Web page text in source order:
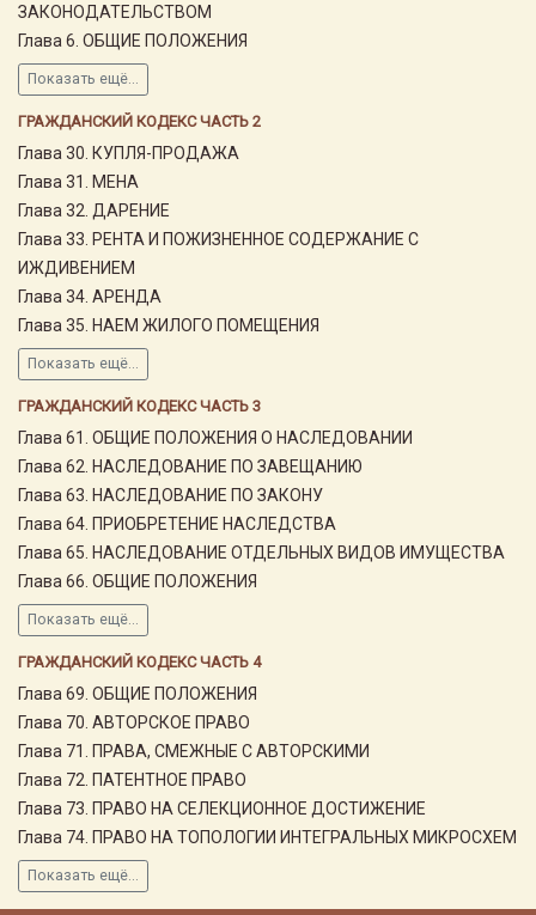
ЗАКОНОДАТЕЛЬСТВОМ
Глава 6. ОБЩИЕ ПОЛОЖЕНИЯ
Показать ещё...
ГРАЖДАНСКИЙ КОДЕКС ЧАСТЬ 2
Глава 30. КУПЛЯ-ПРОДАЖА
Глава 31. МЕНА
Глава 32. ДАРЕНИЕ
Глава 33. РЕНТА И ПОЖИЗНЕННОЕ СОДЕРЖАНИЕ С
ИЖДИВЕНИЕМ
Глава 34. АРЕНДА
Глава 35. НАЕМ ЖИЛОГО ПОМЕЩЕНИЯ
Показать ещё...
ГРАЖДАНСКИЙ КОДЕКС ЧАСТЬ 3
Глава 61. ОБЩИЕ ПОЛОЖЕНИЯ О НАСЛЕДОВАНИИ
Глава 62. НАСЛЕДОВАНИЕ ПО ЗАВЕЩАНИЮ
Глава 63. НАСЛЕДОВАНИЕ ПО ЗАКОНУ
Глава 64. ПРИОБРЕТЕНИЕ НАСЛЕДСТВА
Глава 65. НАСЛЕДОВАНИЕ ОТДЕЛЬНЫХ ВИДОВ ИМУЩЕСТВА
Глава 66. ОБЩИЕ ПОЛОЖЕНИЯ
Показать ещё...
ГРАЖДАНСКИЙ КОДЕКС ЧАСТЬ 4
Глава 69. ОБЩИЕ ПОЛОЖЕНИЯ
Глава 70. АВТОРСКОЕ ПРАВО
Глава 71. ПРАВА, СМЕЖНЫЕ С АВТОРСКИМИ
Глава 72. ПАТЕНТНОЕ ПРАВО
Глава 73. ПРАВО НА СЕЛЕКЦИОННОЕ ДОСТИЖЕНИЕ
Глава 74. ПРАВО НА ТОПОЛОГИИ ИНТЕГРАЛЬНЫХ МИКРОСХЕМ
Показать ещё...